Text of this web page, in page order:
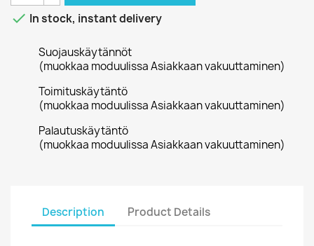
 In stock, instant delivery
Suojauskäytännöt
(muokkaa moduulissa Asiakkaan vakuuttaminen)
Toimituskäytäntö
(muokkaa moduulissa Asiakkaan vakuuttaminen)
Palautuskäytäntö
(muokkaa moduulissa Asiakkaan vakuuttaminen)
Description Product Details